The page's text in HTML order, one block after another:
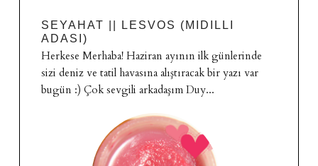
SEYAHAT || LESVOS (MIDILLI
ADASI)
Herkese Merhaba! Haziran ayının ilk günlerinde
sizi deniz ve tatil havasına alıştıracak bir yazı var
bugün :) Çok sevgili arkadaşım Duy...